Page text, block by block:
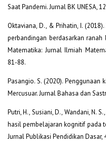
Saat Pandemi. Jurnal BK UNESA,
Oktaviana, D., & Prihatin, I.
perbandingan berdasarkan
Matematika: Jurnal Ilmiah
81-88.
Pasangio. S. (2020).
Mercusuar. Jurnal Bahasa dan
Putri, H., Susiani, D., Wandani, N.
hasil pembelajaran kognitif pada
Jurnal Publikasi Pendidikan Dasar,